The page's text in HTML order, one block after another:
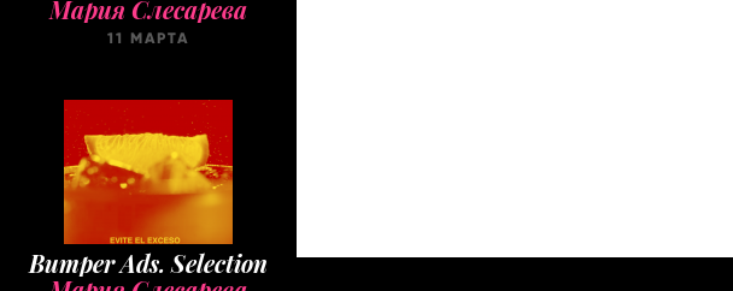
11 МАРТА
Bumper Ads. Selection